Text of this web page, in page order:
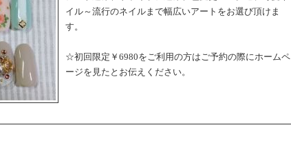
イル～流行のネイルまで幅広いアートをお選び頂けま
す。
☆初回限定￥6980をご利用の方はご予約の際にホームペ
ージを見たとお伝えください。